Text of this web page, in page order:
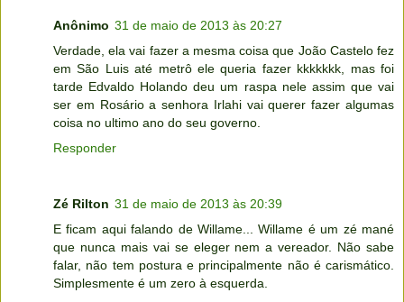
Anônimo 31 de maio de 2013 às 20:27
Verdade, ela vai fazer a mesma coisa que João Castelo fez
em São Luis até metrô ele queria fazer kkkkkkk, mas foi
tarde Edvaldo Holando deu um raspa nele assim que vai
ser em Rosário a senhora Irlahi vai querer fazer algumas
coisa no ultimo ano do seu governo.
Responder
Zé Rilton 31 de maio de 2013 às 20:39
E ficam aqui falando de Willame... Willame é um zé mané
que nunca mais vai se eleger nem a vereador. Não sabe
falar, não tem postura e principalmente não é carismático.
Simplesmente é um zero à esquerda.